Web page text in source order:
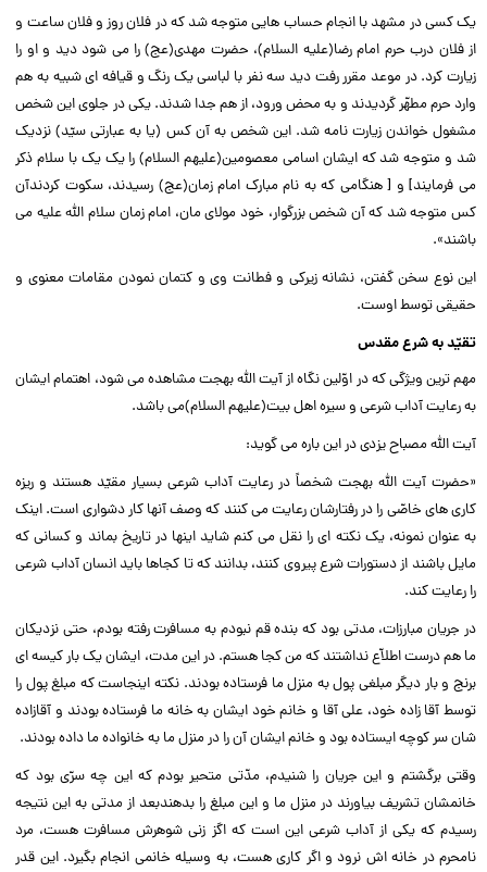
یک کسى در مشهد با انجام حساب هایى متوجه شد که در فلان روز و فلان ساعت و
از فلان درب حرم امام رضا(علیه السلام)، حضرت مهدى(عج) را مى شود دید و او را
زیارت کرد. در موعد مقرر رفت دید سه نفر با لباسى یک رنگ و قیافه اى شبیه به هم
وارد حرم مطهّر گردیدند و به محض ورود، از هم جدا شدند. یکى در جلوى این شخص
مشغول خواندن زیارت نامه شد. این شخص به آن کس (یا به عبارتى سیّد) نزدیک
شد و متوجه شد که ایشان اسامى معصومین(علیهم السلام) را یک یک با سلام ذکر
مى فرمایند] و [ هنگامى که به نام مبارک امام زمان(عج) رسیدند، سکوت کردندآن
کس متوجه شد که آن شخص بزرگوار، خود مولاى مان، امام زمان سلام الله علیه مى
باشند».‌‌
این نوع سخن گفتن، نشانه زیرکى و فطانت وى و کتمان نمودن مقامات معنوى و
حقیقى توسط اوست.‌‌
تقیّد به شرع مقدس
مهم ترین ویژگى که در اوّلین نگاه از آیت الله بهجت مشاهده مى شود، اهتمام ایشان
به رعایت آداب شرعى و سیره اهل بیت(علیهم السلام)مى باشد.‌‌
آیت الله مصباح یزدى در این باره مى گوید:‌‌
«حضرت آیت الله بهجت شخصاً در رعایت آداب شرعى بسیار مقیّد هستند و ریزه
کارى هاى خاصّى را در رفتارشان رعایت مى کنند که وصف آنها کار دشوارى است. اینک
به عنوان نمونه، یک نکته اى را نقل مى کنم شاید اینها در تاریخ بماند و کسانى که
مایل باشند از دستورات شرع پیروى کنند، بدانند که تا کجاها باید انسان آداب شرعى
را رعایت کند.‌‌
در جریان مبارزات، مدتى بود که بنده قم نبودم به مسافرت رفته بودم، حتى نزدیکان
ما هم درست اطلاّع نداشتند که من کجا هستم. در این مدت، ایشان یک بار کیسه اى
برنج و بار دیگر مبلغى پول به منزل ما فرستاده بودند. نکته اینجاست که مبلغ پول را
توسط آقا زاده خود، على آقا و خانم خود ایشان به خانه ما فرستاده بودند و آقازاده
شان سر کوچه ایستاده بود و خانم ایشان آن را در منزل ما به خانواده ما داده بودند.‌‌
وقتى برگشتم و این جریان را شنیدم، مدّتى متحیر بودم که این چه سرّى بود که
خانمشان تشریف بیاورند در منزل ما و این مبلغ را بدهندبعد از مدتى به این نتیجه
رسیدم که یکى از آداب شرعى این است که اگز زنى شوهرش مسافرت هست، مرد
نامحرم در خانه اش نرود و اگر کارى هست، به وسیله خانمى انجام بگیرد. این قدر